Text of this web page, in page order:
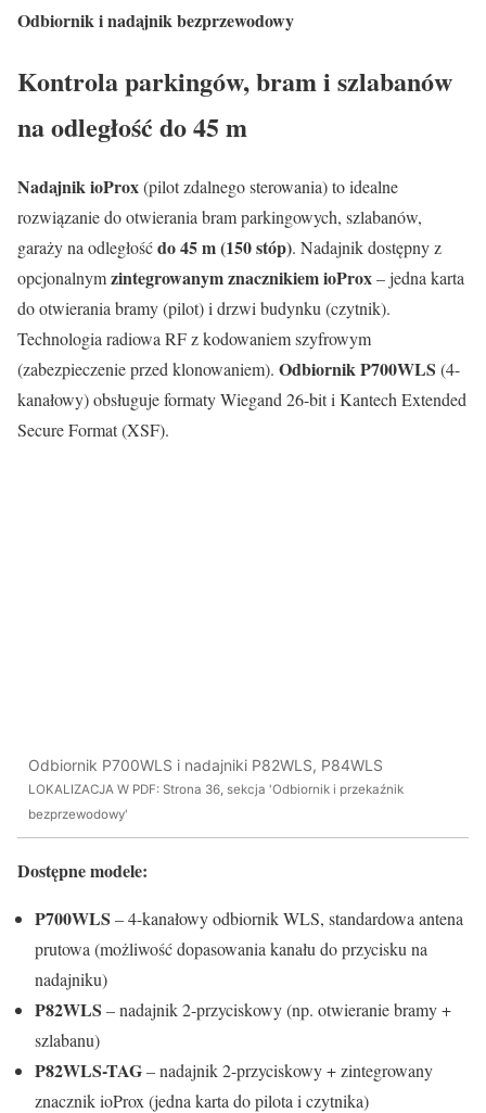
Odbiornik i nadajnik bezprzewodowy
Kontrola parkingów, bram i szlabanów
na odległość do 45 m
Nadajnik ioProx(pilot zdalnego sterowania) to idealne
rozwiązanie do otwierania bram parkingowych, szlabanów,
garaży na odległośćdo 45 m (150 stóp). Nadajnik dostępny z
opcjonalnymzintegrowanym znacznikiem ioProx– jedna karta
do otwierania bramy (pilot) i drzwi budynku (czytnik).
Technologia radiowa RF z kodowaniem szyfrowym
(zabezpieczenie przed klonowaniem). Odbiornik P700WLS (4-
kanałowy) obsługuje formaty Wiegand 26-bit i Kantech Extended
Secure Format (XSF).
Odbiornik P700WLS i nadajniki P82WLS, P84WLS
LOKALIZACJA W PDF: Strona 36, sekcja 'Odbiornik i przekaźnik
bezprzewodowy'
Dostępne modele:
P700WLS – 4-kanałowy odbiornik WLS, standardowa antena
prutowa (możliwość dopasowania kanału do przycisku na
nadajniku)
P82WLS – nadajnik 2-przyciskowy (np. otwieranie bramy +
szlabanu)
P82WLS-TAG– nadajnik 2-przyciskowy + zintegrowany
znacznik ioProx (jedna karta do pilota i czytnika)